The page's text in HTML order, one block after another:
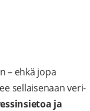
– ehkä jopa
sellaisenaan veri-
ja